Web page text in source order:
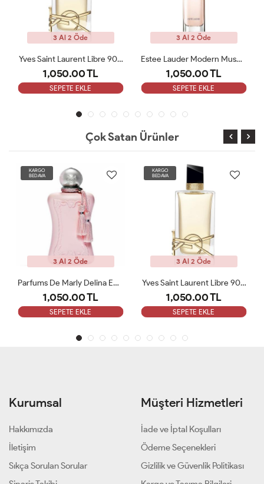
3 Al 2 Öde
Estee Lauder Modern Muse Edp 100 Ml Kadın Tester
1,050.00 TL
SEPETE EKLE
3 Al 2 Öde
Narciso Rodriguez For Her Pure Musc EDP 100ML Tester
1,050.00 TL
SEPETE EKLE
Çok Satan Ürünler
KARGO
BEDAVA
3 Al 2 Öde
1,050.00 TL
SEPETE EKLE
KARGO
BEDAVA
3 Al 2 Öde
Maison Francis Kurkdjian Baccarat Rouge 540 Etrait De 70ml Bayan Tester Parfüm
1,050.00 TL
SEPETE EKLE
Kurumsal
Hakkımızda
İletişim
Sıkça Sorulan Sorular
Müşteri Hizmetleri
İade ve İptal Koşulları
Ödeme Seçenekleri
Gizlilik ve Güvenlik Politikası